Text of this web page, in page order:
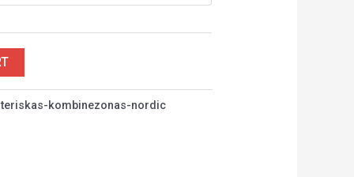
kombinezonas-nordic